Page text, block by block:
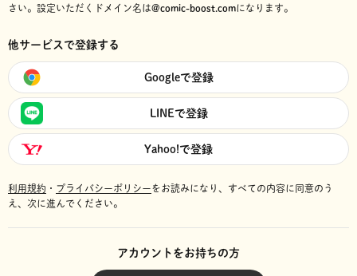
さい。 設定いただくドメイン名は@comic-boost.comになります。
他サービスで登録する
Googleで登録
LINEで登録
Yahoo!で登録
利用規約 ・ プライバシーポリシーをお読みになり、 すべての内容に同意のう
え、次に進んでください。
アカウントをお持ちの方